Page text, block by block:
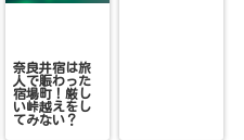
奈良井宿は旅
人で賑わった
宿場町！厳し
い峠越えをし
てみない？